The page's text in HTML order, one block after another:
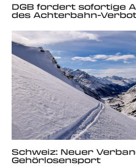
DGB fordert sofortige
des Achterbahn-
Schweiz: Neuer
Gehörlosensport